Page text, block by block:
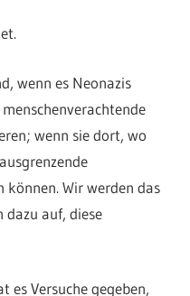
wenn es Neonazis
wenn sie dort, wo
können. Wir werden das
dazu auf, diese
es Versuche gegeben,